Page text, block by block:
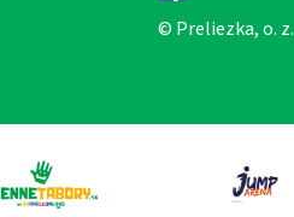
© Preliezka, o. z.